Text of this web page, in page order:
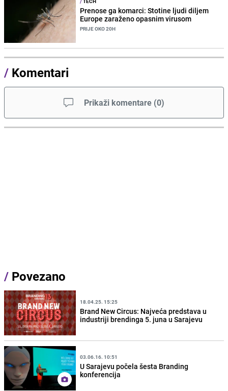
Prenose ga komarci: Stotine ljudi diljem
Europe zaraženo opasnim virusom
PRIJE OKO 20H
/ Komentari
Prikaži komentare (0)
/ Povezano
18.04.25. 15:25
Brand New Circus: Najveća predstava u
industriji brendinga 5. juna u Sarajevu
03.06.16. 10:51
U Sarajevu počela šesta Branding
konferencija